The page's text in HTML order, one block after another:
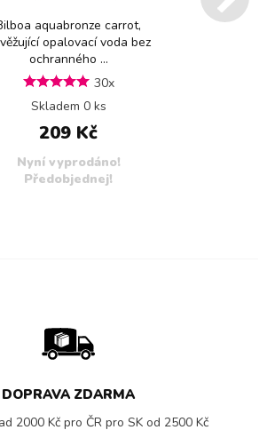
aquabronze carrot,
opalovací voda bez
ochranného ...
30x
Skladem 0 ks
209 Kč
Nyní vyprodáno!
Předobjednej!
DOPRAVA ZDARMA
2000 Kč pro ČR pro SK od 2500 Kč